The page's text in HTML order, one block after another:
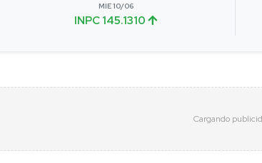
MIE 10/06
INPC 145.1310